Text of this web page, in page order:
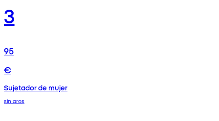
3
95
€
Sujetador de mujer
sin aros